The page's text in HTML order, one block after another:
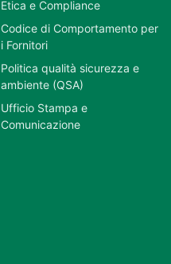
Etica e Compliance
Codice di Comportamento per
i Fornitori
Politica qualità sicurezza e
ambiente (QSA)
Ufficio Stampa e
Comunicazione